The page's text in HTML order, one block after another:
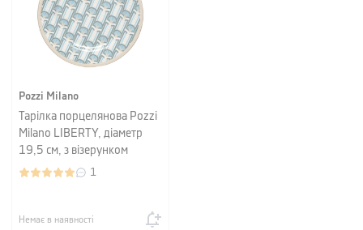
Pozzi Milano
Тарілка порцелянова Pozzi
Milano LIBERTY, діаметр
19,5 см, з візерунком
1
Немає в наявності